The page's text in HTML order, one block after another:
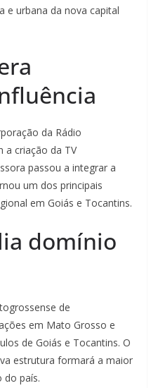
e urbana da nova capital
da Rádio
a criação da TV
passou a integrar a
um dos principais
em Goiás e Tocantins.
domínio
de
em Mato Grosso e
de Goiás e Tocantins. O
estrutura formará a maior
do país.